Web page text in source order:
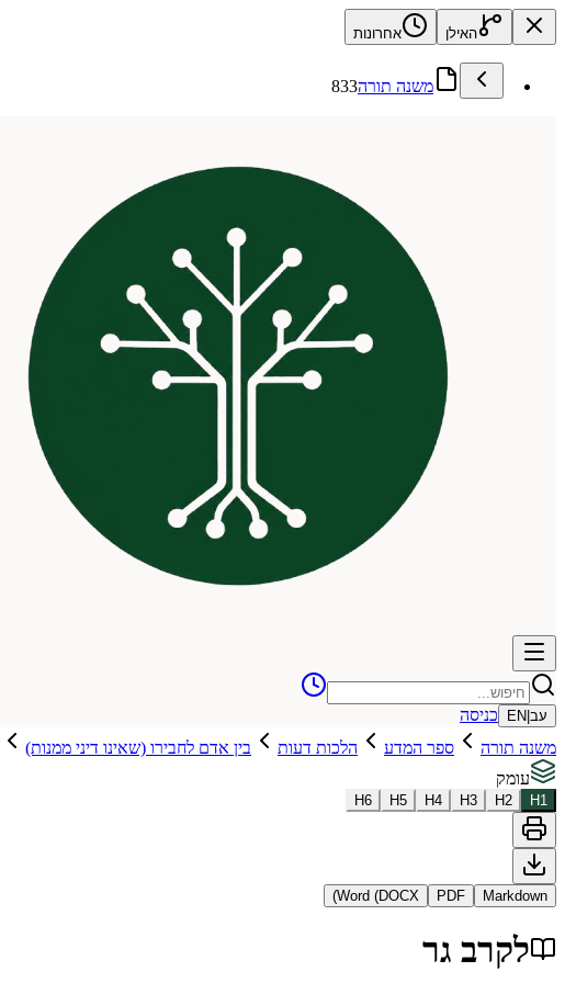
האילן אחרונות
משנה תורה833
עב EN
כניסה
משנה תורה
ספר המדע הלכות דעות בין אדם לחבירו (שאינו דיני ממנות)
עומק
H1
H2
H3
H4
H5
H6
Markdown
PDF
Word (DOCX)
לקרב גר